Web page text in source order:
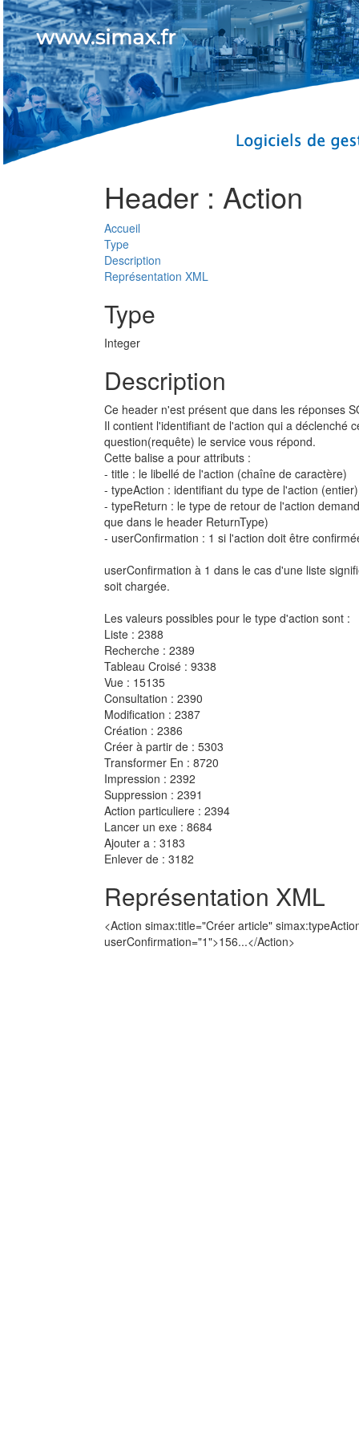
Header : Action
Accueil
Type
Description
Représentation XML
Type
Integer
Description
Ce header n'est présent que dans les réponses
Il contient l'identifiant de l'action qui a déclenché
question(requête) le service vous répond.
Cette balise a pour attributs :
- title : le libellé de l'action (chaîne de caractère)
- typeAction : identifiant du type de l'action (entier)
- typeReturn : le type de retour de l'action
que dans le header ReturnType)
- userConfirmation : 1 si l'action doit être
userConfirmation à 1 dans le cas d'une liste
soit chargée.
Les valeurs possibles pour le type d'action sont :
Liste : 2388
Recherche : 2389
Tableau Croisé : 9338
Vue : 15135
Consultation : 2390
Modification : 2387
Création : 2386
Créer à partir de : 5303
Transformer En : 8720
Impression : 2392
Suppression : 2391
Action particuliere : 2394
Lancer un exe : 8684
Ajouter a : 3183
Enlever de : 3182
Représentation XML
<Action simax:title="Créer article"
userConfirmation="1">156...</Action>